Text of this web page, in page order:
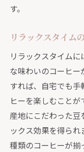
す。
リラックスタイム
リラックスタイム
な味わいのコーヒ
すれば、自宅でも手
ヒーを楽しむこと
産地にこだわった豆
ックス効果を得ら
種類のコーヒーが揃